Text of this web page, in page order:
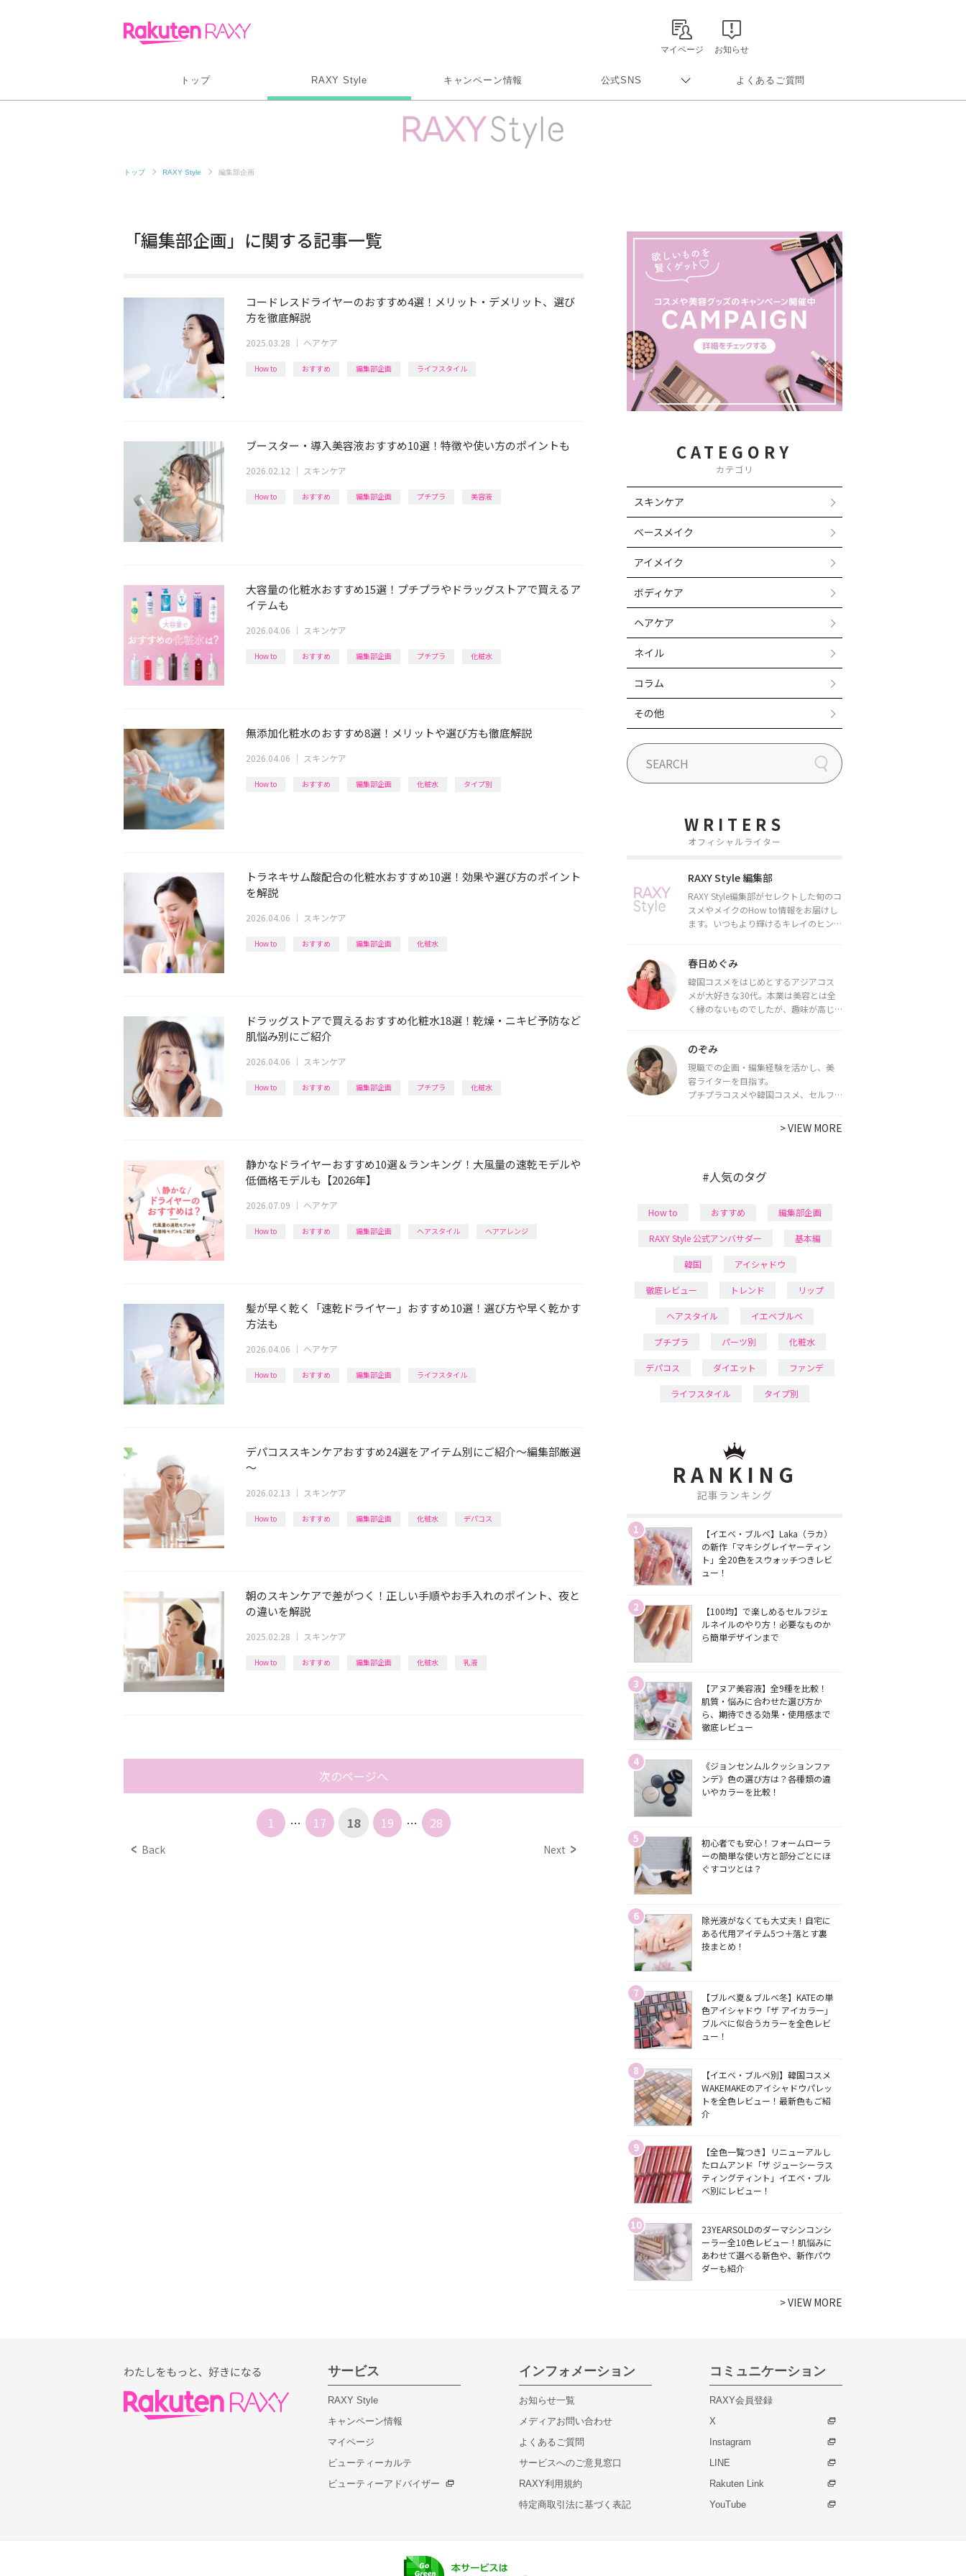
お知らせ
マイページ
トップ RAXY Style キャンペーン情報 公式SNS よくあるご質問
トップ RAXY Style 編集部企画
「編集部企画」に関する記事一覧
コードレスドライヤーのおすすめ4選！メリット・デメリット、選び
方を徹底解説
2025.03.28 ｜ ヘアケア
How to おすすめ 編集部企画 ライフスタイル
ブースター・導入美容液おすすめ10選！特徴や使い方のポイントも
2026.02.12 ｜ スキンケア
How to おすすめ 編集部企画 プチプラ 美容液
大容量の化粧水おすすめ15選！プチプラやドラッグストアで買えるア
イテムも
2026.04.06 ｜ スキンケア
How to おすすめ 編集部企画 プチプラ 化粧水
無添加化粧水のおすすめ8選！メリットや選び方も徹底解説
2026.04.06 ｜ スキンケア
How to おすすめ 編集部企画 化粧水 タイプ別
トラネキサム酸配合の化粧水おすすめ10選！効果や選び方のポイント
を解説
2026.04.06 ｜ スキンケア
How to おすすめ 編集部企画 化粧水
ドラッグストアで買えるおすすめ化粧水18選！乾燥・ニキビ予防など
肌悩み別にご紹介
2026.04.06 ｜ スキンケア
How to おすすめ 編集部企画 プチプラ 化粧水
静かなドライヤーおすすめ10選＆ランキング！大風量の速乾モデルや
低価格モデルも【2026年】
2026.07.09 ｜ ヘアケア
How to おすすめ 編集部企画 ヘアスタイル ヘアアレンジ
髪が早く乾く「速乾ドライヤー」おすすめ10選！選び方や早く乾かす
方法も
2026.04.06 ｜ ヘアケア
How to おすすめ 編集部企画 ライフスタイル
デパコススキンケアおすすめ24選をアイテム別にご紹介～編集部厳選
～
2026.02.13 ｜ スキンケア
How to おすすめ 編集部企画 化粧水 デパコス
朝のスキンケアで差がつく！正しい手順やお手入れのポイント、夜と
の違いを解説
2025.02.28 ｜ スキンケア
How to おすすめ 編集部企画 化粧水 乳液
次のページへ
Back
1 … 17 18 19 … 28
Next
CATEGORY
カテゴリ
スキンケア
ベースメイク
アイメイク
ボディケア
ヘアケア
ネイル
コラム
その他
WRITERS
オフィシャルライター
RAXY Style 編集部
RAXY Style編集部がセレクトした旬のコ
スメやメイクのHow to情報をお届けし
ます。いつもより輝けるキレイのヒント
春日めぐみ
韓国コスメをはじめとするアジアコス
メが大好きな30代。本業は美容とは全
く縁のないものでしたが、趣味が高じ
ライターとして活動中。
都内で16タイプパーソナルカラー診
断・顔タイプ診断・骨格診断によるイ
メージコンサルティングも行っていま
のぞみ
現職での企画・編集経験を活かし、美
容ライターを目指す。
プチプラコスメや韓国コスメ、セルフ
で最新情報をチェック。家事や育児の合
間に取り入れられる時短美容テクも実
>VIEW MORE
#人気のタグ
How to おすすめ 編集部企画
RAXY Style 公式アンバサダー 基本編
韓国 アイシャドウ
徹底レビュー トレンド リップ
ヘアスタイル イエベブルベ
プチプラ パーツ別 化粧水
デパコス ダイエット ファンデ
ライフスタイル タイプ別
RANKING
記事ランキング
1
【イエベ・ブルベ】Laka（ラカ）
の新作「マキシグレイヤーティン
ト」全20色をスウォッチつきレビ
ュー！
2
【100均】で楽しめるセルフジェ
ルネイルのやり方！必要なものか
ら簡単デザインまで
3
【アヌア美容液】全9種を比較！
肌質・悩みに合わせた選び方か
ら、期待できる効果・使用感まで
徹底レビュー
4
《ジョンセンムルクッションファ
ンデ》色の選び方は？各種類の違
いやカラーを比較！
5
初心者でも安心！フォームローラ
ーの簡単な使い方と部分ごとにほ
ぐすコツとは？
6
除光液がなくても大丈夫！自宅に
ある代用アイテム5つ＋落とす裏
技まとめ！
7
【ブルベ夏＆ブルベ冬】KATEの単
色アイシャドウ「ザ アイカラー」
ブルベに似合うカラーを全色レビ
ュー！
8
【イエベ・ブルベ別】韓国コスメ
WAKEMAKEのアイシャドウパレッ
トを全色レビュー！最新色もご紹
介
9
【全色一覧つき】リニューアルし
たロムアンド「ザ ジューシーラス
ティングティント」イエベ・ブル
ベ別にレビュー！
10
23YEARSOLDのダーマシンコンシ
ーラー全10色レビュー！肌悩みに
あわせて選べる新色や、新作パウ
ダーも紹介
>VIEW MORE
サービス
RAXY Style
キャンペーン情報
マイページ
ビューティーカルテ
ビューティーアドバイザー
インフォメーション
お知らせ一覧
メディアお問い合わせ
よくあるご質問
サービスへのご意見窓口
RAXY利用規約
特定商取引法に基づく表記
コミュニケーション
RAXY会員登録
X
Instagram
LINE
Rakuten Link
YouTube